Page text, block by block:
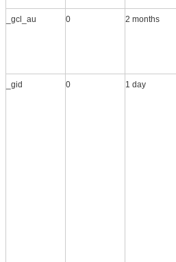
_gcl_au 0 2 months
_gid 0 1 day